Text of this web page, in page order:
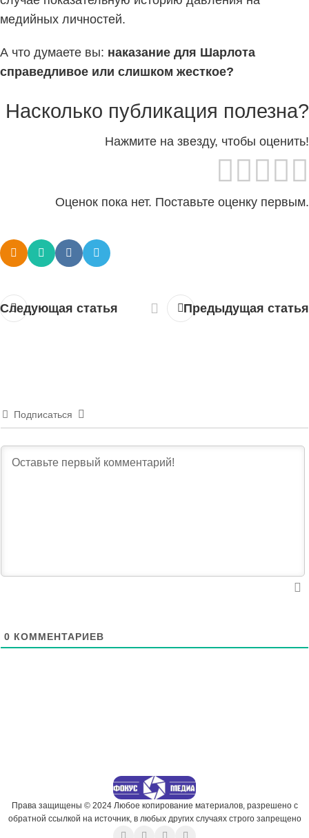
медийных личностей.
А что думаете вы: наказание для Шарлота
справедливое или слишком жесткое?
Насколько публикация полезна?
Нажмите на звезду, чтобы оценить!
Оценок пока нет. Поставьте оценку первым.
Следующая статья Предыдущая статья
Подписаться
0 КОММЕНТАРИЕВ
Права защищены © 2024 Любое копирование материалов, разрешено с
обратной ссылкой на источник, в любых других случаях строго запрещено